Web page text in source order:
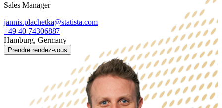
Sales Manager
jannis.plachetka@statista.com
+49 40 74306887
Hamburg, Germany
Prendre rendez-vous